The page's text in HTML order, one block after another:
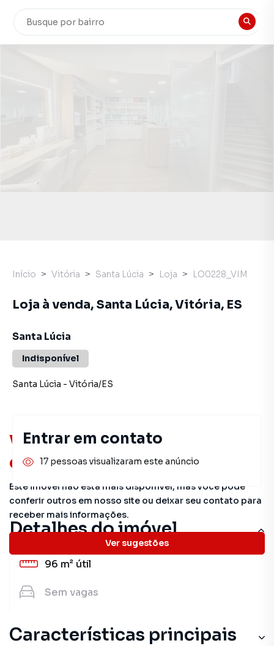
Você pode encontrar novas
oportunidades!
Este imóvel não está mais disponível, mas você pode
conferir outros em nosso site ou deixar seu contato para
receber mais informações.
Ver sugestões
Detalhes do imóvel
96 m² útil
Sem vagas
Características principais
Início Vitória Santa Lúcia Loja LO0228_VIM
Loja à venda, Santa Lúcia, Vitória, ES
Santa Lúcia
Indisponível
Santa Lúcia - Vitória/ES
Entrar em contato
17 pessoas visualizaram este anúncio